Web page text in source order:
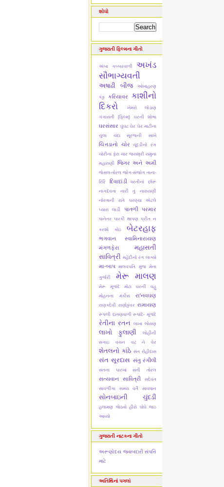
શોધો
ગુજરાતી ફિલ્મના ગીતો
અંબા ગબ્બરવાળી
અખંડ
સૌભાગ્યવતી
અષાઢી બીજ ઓખાહરણ
કંકુ કરિયાવર
કાશીનો
દિકરો
ખેમરો લોડાણ
ગંગાસતી (ફિલ્મ)
ઘરની શોભા
ઘરસંસાર ઘુંઘટ ઘેર ઘેર માટીના
ચુલા
ચંદા સૂરજની સાખે
ચિત્તડાનો ચોર
ચૂંદડીનો રંગ
ચોરીના ફેરા ચાર જયશ્રી યમુના
મહારાણી
જિગર અને અમી
જેસલ-તોરલ જોગ-સંજોગ તાના-
રિરિ
દિવાદાંડી
ધરતીનાં છોરૂં
નાગદેવતા
નારી તું નારાયણી
નોરતાની રાતે
પરણ્યા એટલે
પ્યારા લાડી
પાતળી પરમાર
પાનેતર પારકી થાપણ પ્રીત ન
કરશો કોઇ બેટરહાફ
ભગવાન સ્વામિનારાયણ
મંગળફેરા
મહાસતી
સાવિત્રી મહેંદીનો રંગ લાગ્યો
મા-બાપ માલવપતિ મુંજ મેના
ગુર્જરી મેરૂ માલણ
મેરૂ મૂળાંદે
મોટા ઘરની વહુ
મોહનના મંકીસ
રા'નવઘણ
રાણકદેવી રાણોકુંવર રામાયણ
રૂપલી દાતણવાળી રૂપાંદે- મૂળાંદે
રેતીના રતન લાખા લોયણ
લાખો ફુલાણી
લોહીની
સગાઇ
વચન વટ ને વેર
શેતલનો કાંઠે સંત રોહીદાસ
સંત સૂરદાસ સંતુ રંગીલી
સતના પારખાં સતી તોરલ
સત્યવાન સાવિત્રી
સદેવંત
સાવળીંગા
સમય વર્તે સાવધાન
સોનબાઇની ચુંદડી
હલામણ જેઠવો હીરો ઘોઘે જઇ
આવ્યો
ગુજરાતી નાટકના ગીતો
અરૂણોદય જવાબદારી સંપત્તિ
માટે
અતિથિનાં પગલાં